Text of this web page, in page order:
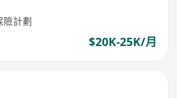
險計劃
$20K-25K/月